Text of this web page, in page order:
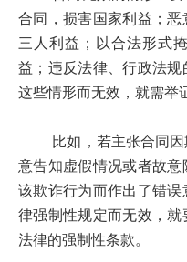
合同，损害国家利益；
三人利益；以合法形式
益；违反法律、行政法规
这些情形而无效，就需举
比如，若主张合同因
意告知虚假情况或者故意
该欺诈行为而作出了错
律强制性规定而无效，
法律的强制性条款。